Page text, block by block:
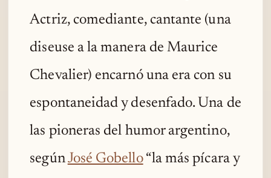
Actriz, comediante, cantante (una
diseuse a la manera de Maurice
Chevalier) encarnó una era con su
espontaneidad y desenfado. Una de
las pioneras del humor argentino,
segúnJosé Gobello“la más pícara y